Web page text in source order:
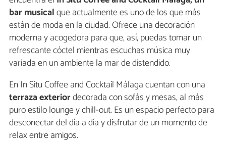
bar musicalque actualmente es uno de los que más
están de moda en la ciudad. Ofrece una decoración
moderna y acogedora para que, así, puedas tomar un
refrescante cóctel mientras escuchas música muy
variada en un ambiente la mar de distendido.
En In Situ Coffee and Cocktail Málaga cuentan con una
terraza exteriordecorada con sofás y mesas, al más
puro estilo lounge y chill-out. Es un espacio perfecto para
desconectar del día a día y disfrutar de un momento de
relax entre amigos.